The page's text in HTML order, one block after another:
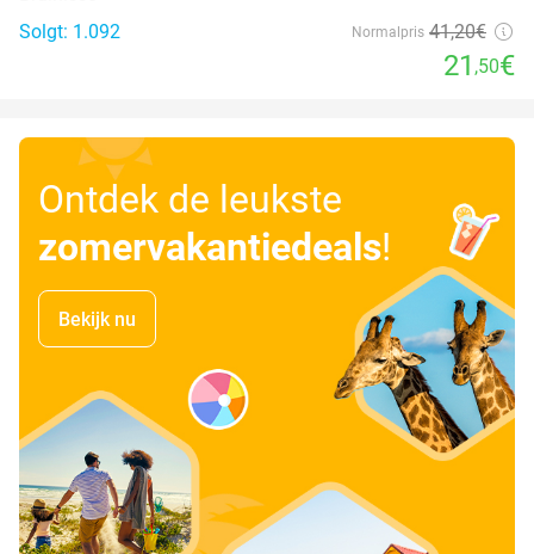
Solgt: 1.092
Normalpris 41,20€
21 ,50€
Ontdek de leukste
zomervakantiedeals!
Bekijk nu